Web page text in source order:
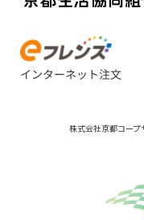
株式会社京都コー